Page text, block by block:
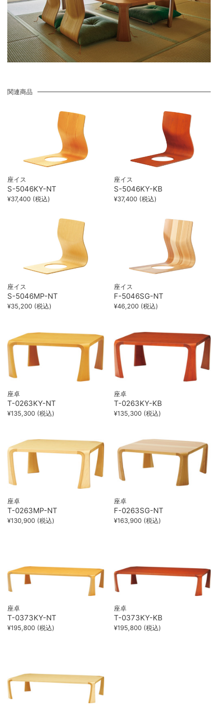
関連商品
座イス
S-5046KY-NT
¥37,400 (税込)
座イス
S-5046KY-KB
¥37,400 (税込)
座イス
S-5046MP-NT
¥35,200 (税込)
座イス
F-5046SG-NT
¥46,200 (税込)
座卓
T-0263KY-NT
¥135,300 (税込)
座卓
T-0263KY-KB
¥135,300 (税込)
座卓
T-0263MP-NT
¥130,900 (税込)
座卓
F-0263SG-NT
¥163,900 (税込)
座卓
T-0373KY-NT
¥195,800 (税込)
座卓
T-0373KY-KB
¥195,800 (税込)